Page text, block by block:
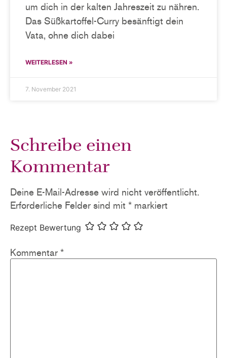
um dich in der kalten Jahreszeit zu nähren.
Das Süßkartoffel-Curry besänftigt dein
Vata, ohne dich dabei
WEITERLESEN »
7. November 2021
Schreibe einen
Kommentar
Deine E-Mail-Adresse wird nicht veröffentlicht.
Erforderliche Felder sind mit * markiert
Rezept Bewertung
Kommentar *